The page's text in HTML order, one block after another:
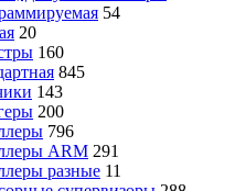
54
20
160
845
143
200
796
ARM 291
разные 11